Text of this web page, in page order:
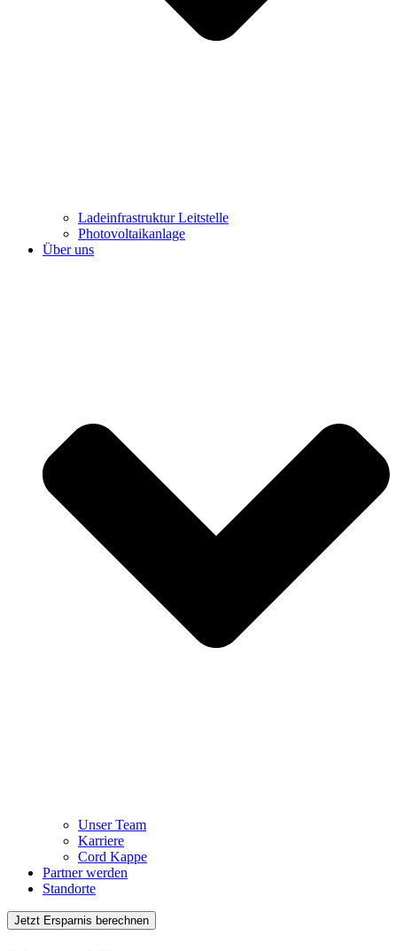
Ladeinfrastruktur Leitstelle
Photovoltaikanlage
Über uns
Unser Team
Karriere
Cord Kappe
Partner werden
Standorte
Jetzt Ersparnis berechnen